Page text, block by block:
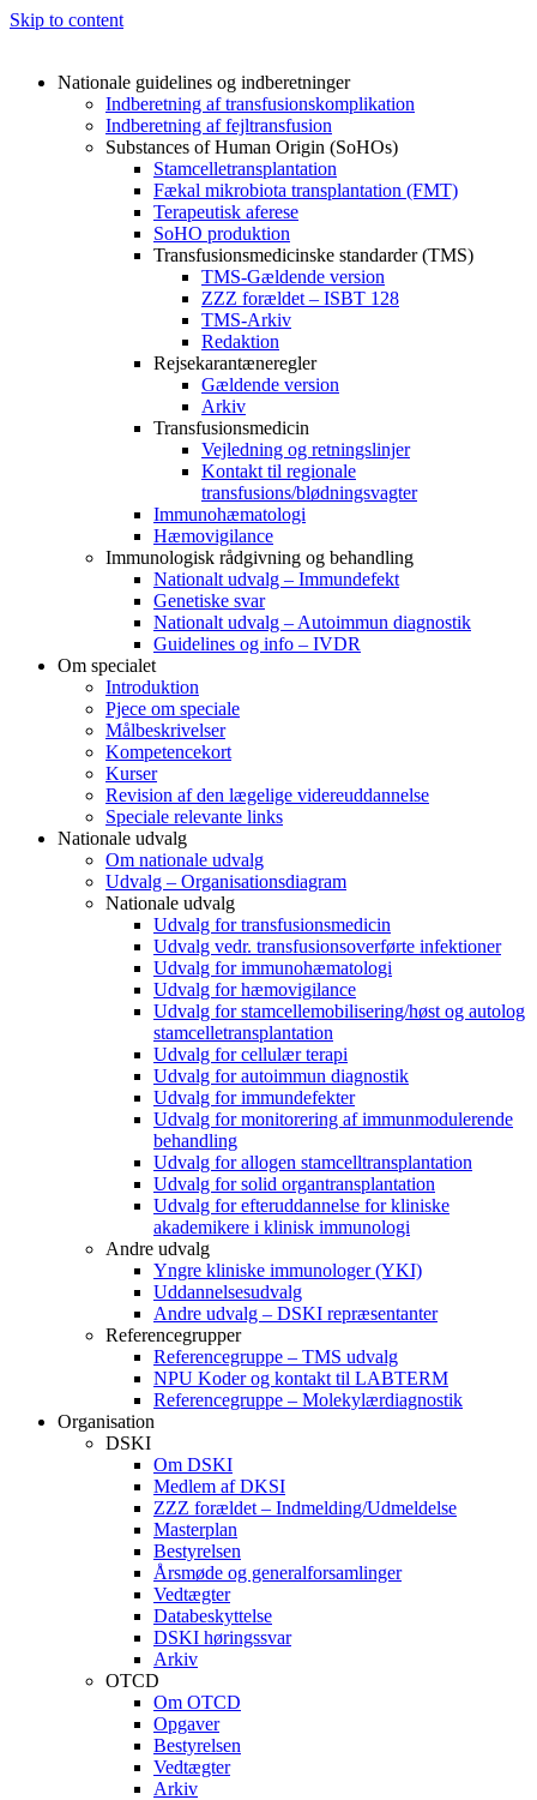
Skip to content
Nationale guidelines og indberetninger
Indberetning af transfusionskomplikation
Indberetning af fejltransfusion
Substances of Human Origin (SoHOs)
Stamcelletransplantation
Fækal mikrobiota transplantation (FMT)
Terapeutisk aferese
SoHO produktion
Transfusionsmedicinske standarder (TMS)
TMS-Gældende version
ZZZ forældet – ISBT 128
TMS-Arkiv
Redaktion
Rejsekarantæneregler
Gældende version
Arkiv
Transfusionsmedicin
Vejledning og retningslinjer
Kontakt til regionale
transfusions/blødningsvagter
Immunohæmatologi
Hæmovigilance
Immunologisk rådgivning og behandling
Nationalt udvalg – Immundefekt
Genetiske svar
Nationalt udvalg – Autoimmun diagnostik
Guidelines og info – IVDR
Om specialet
Introduktion
Pjece om speciale
Målbeskrivelser
Kompetencekort
Kurser
Revision af den lægelige videreuddannelse
Speciale relevante links
Nationale udvalg
Om nationale udvalg
Udvalg – Organisationsdiagram
Nationale udvalg
Udvalg for transfusionsmedicin
Udvalg vedr. transfusionsoverførte infektioner
Udvalg for immunohæmatologi
Udvalg for hæmovigilance
Udvalg for stamcellemobilisering/høst og autolog
stamcelletransplantation
Udvalg for cellulær terapi
Udvalg for autoimmun diagnostik
Udvalg for immundefekter
Udvalg for monitorering af immunmodulerende
behandling
Udvalg for allogen stamcelltransplantation
Udvalg for solid organtransplantation
Udvalg for efteruddannelse for kliniske
akademikere i klinisk immunologi
Andre udvalg
Yngre kliniske immunologer (YKI)
Uddannelsesudvalg
Andre udvalg – DSKI repræsentanter
Referencegrupper
Referencegruppe – TMS udvalg
NPU Koder og kontakt til LABTERM
Referencegruppe – Molekylærdiagnostik
Organisation
DSKI
Om DSKI
Medlem af DKSI
ZZZ forældet – Indmelding/Udmeldelse
Masterplan
Bestyrelsen
Årsmøde og generalforsamlinger
Vedtægter
Databeskyttelse
DSKI høringssvar
Arkiv
OTCD
Om OTCD
Opgaver
Bestyrelsen
Vedtægter
Arkiv